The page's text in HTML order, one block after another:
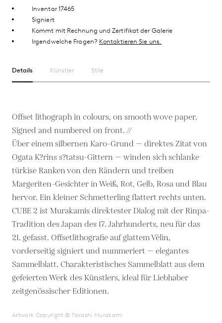
Inventar 17465
Signiert
Kommt mit Rechnung und Zertifikat der Galerie
Irgendwelche Fragen? Kontaktieren Sie uns.
Details Künstler Stile
Offset lithograph in colours, on smooth wove paper.
Signed and numbered on front. //
Über einem silbernen Karo-Grund — direktes Zitat von
Ogata K?rins s?tatsu-Gittern — winden sich schlanke
türkise Ranken von den Rändern und treiben
Margeriten-Gesichter in Weiß, Rot, Gelb, Rosa und Blau
hervor. Ein kleiner Schmetterling flattert rechts unten.
CUBE 2 ist Murakamis direktester Dialog mit der Rinpa-
Tradition des Japan des 17. Jahrhunderts, neu für das
21. gefasst. Offsetlithografie auf glattem Vélin,
vorderseitig signiert und nummeriert — elegantes
Sammelblatt. Charakteristisches Sammelblatt aus dem
gefeierten Werk des Künstlers, ideal für Liebhaber
zeitgenössischer Editionen.
Artwork Copyright © Takashi Murakami